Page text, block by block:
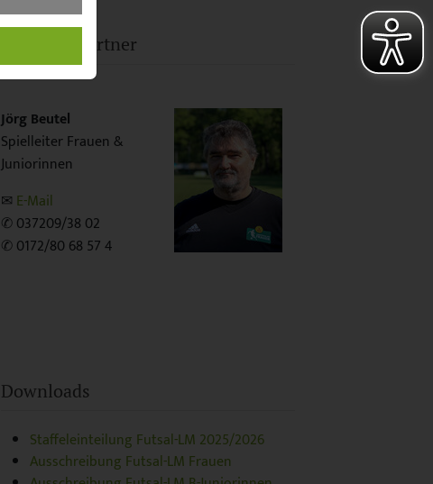
Ansprechpartner
Jörg Beutel
Spielleiter Frauen &
Juniorinnen
✉︎ E-Mail
✆ 037209/38 02
✆ 0172/80 68 57 4
Downloads
Staffeleinteilung Futsal-LM 2025/2026
Ausschreibung Futsal-LM Frauen